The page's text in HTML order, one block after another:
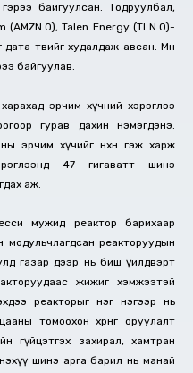
байгуулсан. Тодруулбал,
(AMZN.O), Talen Energy (TLN.O)-
төвийг худалдаж авсан. Мөн
байгуулав.
эрчим хүчний хэрэглээ
гурав дахин нэмэгдэнэ.
эрчим хүчийг нөхнө гэж харж
47 гигаватт шинэ
аж.
мужид реактор барихаар
модульчлагдсан реакторуудын
газар дээр нь биш үйлдвэрт
жижиг хэмжээтэй
реакторыг нэг нэгээр нь
томоохон хөрөнгө оруулалт
гүйцэтгэх захирал, хамтран
шинэ арга барил нь манай